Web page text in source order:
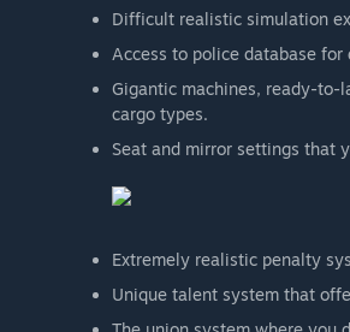
Difficult realistic simulation
Access to police database
Gigantic machines, ready-to-
cargo types.
Seat and mirror settings that
Extremely realistic penalty
Unique talent system that